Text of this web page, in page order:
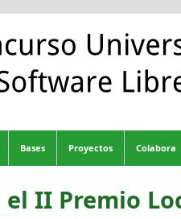
Bases Proyectos Colabora
II Premio